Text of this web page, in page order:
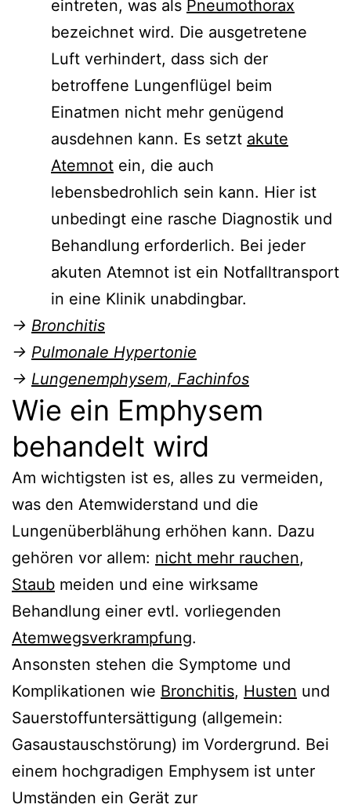
eintreten, was als Pneumothorax
bezeichnet wird. Die ausgetretene
Luft verhindert, dass sich der
betroffene Lungenflügel beim
Einatmen nicht mehr genügend
ausdehnen kann. Es setzt akute
Atemnot ein, die auch
lebensbedrohlich sein kann. Hier ist
unbedingt eine rasche Diagnostik und
Behandlung erforderlich. Bei jeder
akuten Atemnot ist ein Notfalltransport
in eine Klinik unabdingbar.
→ Bronchitis
→ Pulmonale Hypertonie
→ Lungenemphysem, Fachinfos
Wie ein Emphysem
behandelt wird
Am wichtigsten ist es, alles zu vermeiden,
was den Atemwiderstand und die
Lungenüberblähung erhöhen kann. Dazu
gehören vor allem: nicht mehr rauchen,
Staub meiden und eine wirksame
Behandlung einer evtl. vorliegenden
Atemwegsverkrampfung.
Ansonsten stehen die Symptome und
Komplikationen wie Bronchitis, Husten und
Sauerstoffuntersättigung (allgemein:
Gasaustauschstörung) im Vordergrund. Bei
einem hochgradigen Emphysem ist unter
Umständen ein Gerät zur